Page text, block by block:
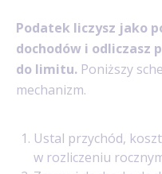
Podatek liczysz jako
dochodów i odliczasz
do limitu. Poniższy
mechanizm.
Ustal przychód,
w rozliczeniu